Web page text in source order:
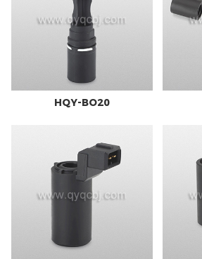
HQY-BO20